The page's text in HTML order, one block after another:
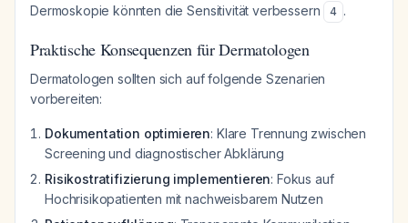
Dermoskopie könnten die Sensitivität verbessern
4 .
Praktische Konsequenzen für Dermatologen
Dermatologen sollten sich auf folgende Szenarien
vorbereiten:
Dokumentation optimieren: Klare Trennung zwischen
Screening und diagnostischer Abklärung
Risikostratifizierung implementieren: Fokus auf
Hochrisikopatienten mit nachweisbarem Nutzen